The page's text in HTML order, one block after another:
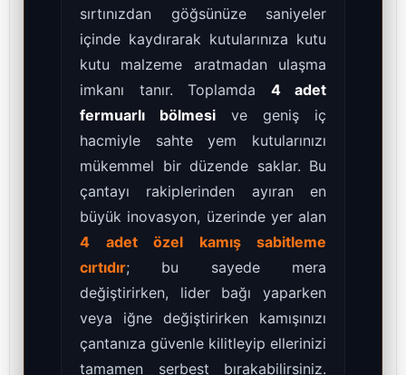
sırtınızdan göğsünüze saniyeler
içinde kaydırarak kutularınıza kutu
kutu malzeme aratmadan ulaşma
imkanı tanır. Toplamda 4 adet
fermuarlı bölmesi ve geniş iç
hacmiyle sahte yem kutularınızı
mükemmel bir düzende saklar. Bu
çantayı rakiplerinden ayıran en
büyük inovasyon, üzerinde yer alan
4 adet özel kamış sabitleme
cırtıdır; bu sayede mera
değiştirirken, lider bağı yaparken
veya iğne değiştirirken kamışınızı
çantanıza güvenle kilitleyip ellerinizi
tamamen serbest bırakabilirsiniz.